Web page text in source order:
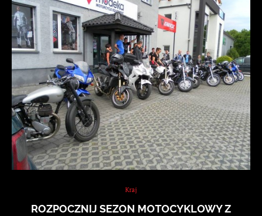
Kraj
ROZPOCZNIJ SEZON MOTOCYKLOWY Z